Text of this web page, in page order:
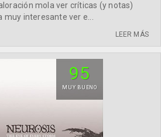
mola ver críticas (y notas)
interesante ver e...
LEER MÁS
95
MUY BUENO